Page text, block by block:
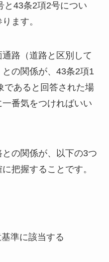
と43条2項2号につい
ます。
路（道路と区別して
の関係が、43条2項1
であると回答された場
番気をつければいい
の関係が、以下の3つ
把握することです。
準に該当する